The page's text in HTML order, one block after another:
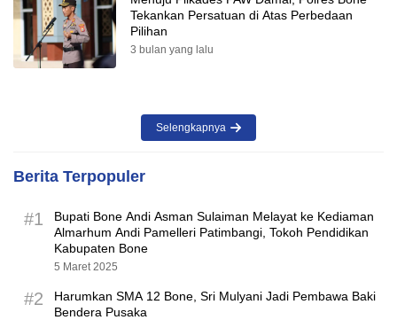
Tekankan Persatuan di Atas Perbedaan
Pilihan
3 bulan yang lalu
Selengkapnya
Berita Terpopuler
#1
Bupati Bone Andi Asman Sulaiman Melayat ke Kediaman
Almarhum Andi Pamelleri Patimbangi, Tokoh Pendidikan
Kabupaten Bone
5 Maret 2025
#2
Harumkan SMA 12 Bone, Sri Mulyani Jadi Pembawa Baki
Bendera Pusaka